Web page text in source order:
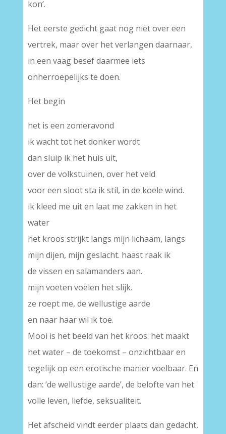
kon’.
Het eerste gedicht gaat nog niet over een
vertrek, maar over het verlangen daarnaar,
in een vaag besef daarmee iets
onherroepelijks te doen.
Het begin
het is een zomeravond
ik wacht tot het donker wordt
dan sluip ik het huis uit,
over de volkstuinen, over het veld
voor een sloot sta ik stil, in de koele wind.
ik kleed me uit en laat me zakken in het
water
het kroos strijkt langs mijn lichaam, langs
mijn dijen, mijn geslacht. haast raak ik
de vissen en salamanders aan.
mijn voeten voelen het slijk.
ze roept me, de wellustige aarde
en naar haar wil ik toe.
Mooi is het beeld van het kroos: het maakt
het water – de toekomst – onzichtbaar en
tegelijk op een erotische manier voelbaar. En
dan: ‘de wellustige aarde’, de belofte van het
volle leven, liefde, seksualiteit.
Het afscheid vindt eerder plaats dan gedacht,